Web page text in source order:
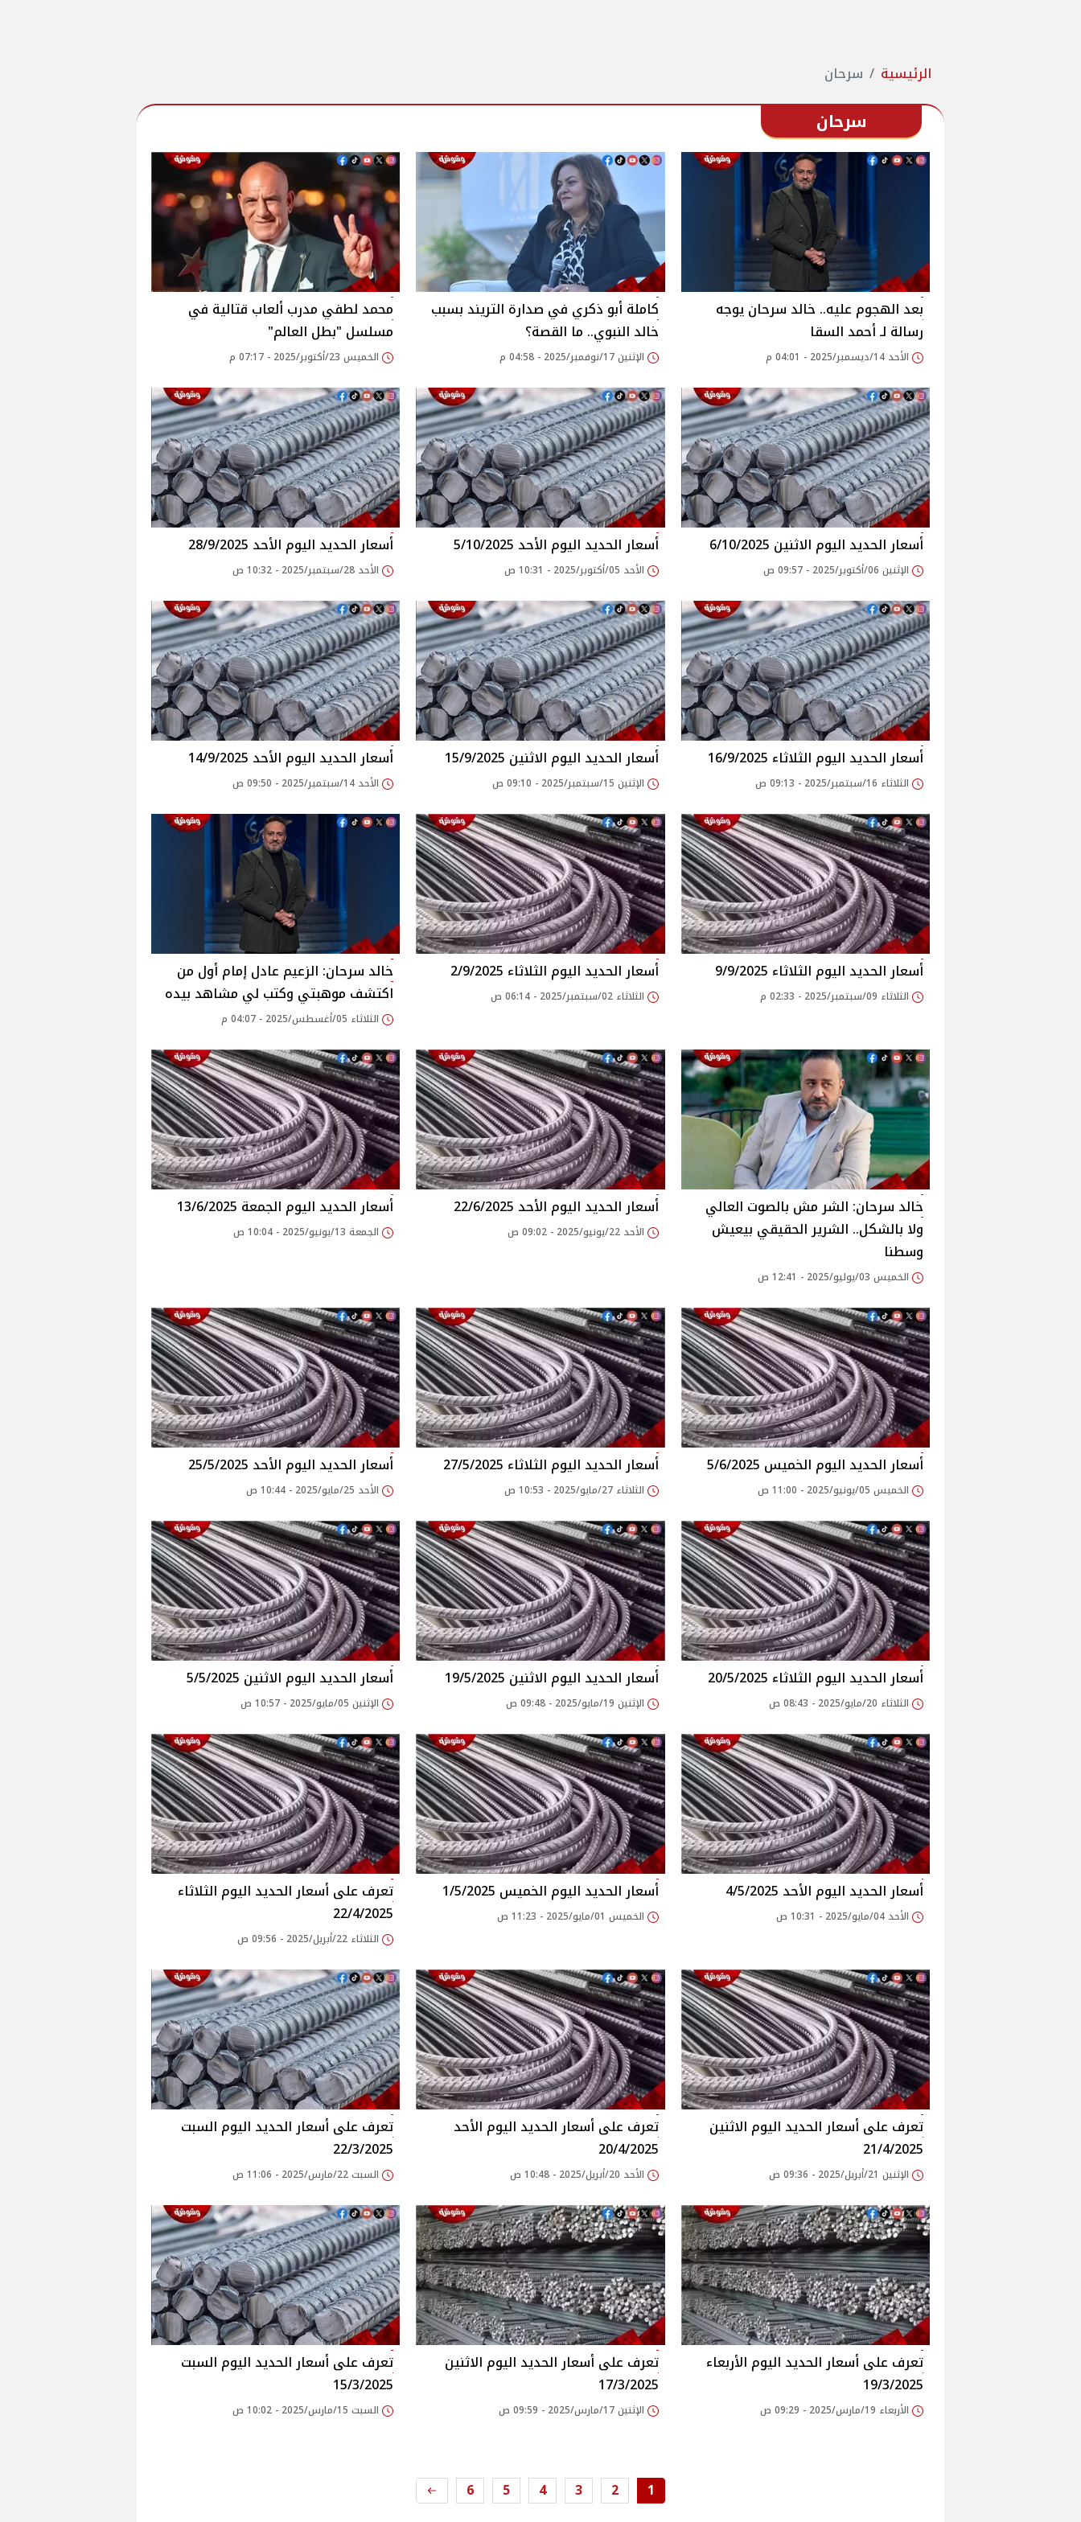
الرئيسية سرحان
سرحان
بعد الهجوم عليه.. خالد سرحان يوجه
رسالة لـ أحمد السقا
الأحد 14/ديسمبر/2025 - 04:01 م
كاملة أبو ذكري في صدارة التريند بسبب
خالد النبوي.. ما القصة؟
الإثنين 17/نوفمبر/2025 - 04:58 م
محمد لطفي مدرب ألعاب قتالية في
مسلسل "بطل العالم"
الخميس 23/أكتوبر/2025 - 07:17 م
أسعار الحديد اليوم الاثنين 6/10/2025
الإثنين 06/أكتوبر/2025 - 09:57 ص
أسعار الحديد اليوم الأحد 5/10/2025
الأحد 05/أكتوبر/2025 - 10:31 ص
أسعار الحديد اليوم الأحد 28/9/2025
الأحد 28/سبتمبر/2025 - 10:32 ص
أسعار الحديد اليوم الثلاثاء 16/9/2025
الثلاثاء 16/سبتمبر/2025 - 09:13 ص
أسعار الحديد اليوم الاثنين 15/9/2025
الإثنين 15/سبتمبر/2025 - 09:10 ص
أسعار الحديد اليوم الأحد 14/9/2025
الأحد 14/سبتمبر/2025 - 09:50 ص
أسعار الحديد اليوم الثلاثاء 9/9/2025
الثلاثاء 09/سبتمبر/2025 - 02:33 م
أسعار الحديد اليوم الثلاثاء 2/9/2025
الثلاثاء 02/سبتمبر/2025 - 06:14 ص
خالد سرحان: الزعيم عادل إمام أول من
اكتشف موهبتي وكتب لي مشاهد بيده
الثلاثاء 05/أغسطس/2025 - 04:07 م
خالد سرحان: الشر مش بالصوت العالي
ولا بالشكل.. الشرير الحقيقي بيعيش
وسطنا
الخميس 03/يوليو/2025 - 12:41 ص
أسعار الحديد اليوم الأحد 22/6/2025
الأحد 22/يونيو/2025 - 09:02 ص
أسعار الحديد اليوم الجمعة 13/6/2025
الجمعة 13/يونيو/2025 - 10:04 ص
أسعار الحديد اليوم الخميس 5/6/2025
الخميس 05/يونيو/2025 - 11:00 ص
أسعار الحديد اليوم الثلاثاء 27/5/2025
الثلاثاء 27/مايو/2025 - 10:53 ص
أسعار الحديد اليوم الأحد 25/5/2025
الأحد 25/مايو/2025 - 10:44 ص
أسعار الحديد اليوم الثلاثاء 20/5/2025
الثلاثاء 20/مايو/2025 - 08:43 ص
أسعار الحديد اليوم الاثنين 19/5/2025
الإثنين 19/مايو/2025 - 09:48 ص
أسعار الحديد اليوم الاثنين 5/5/2025
الإثنين 05/مايو/2025 - 10:57 ص
أسعار الحديد اليوم الأحد 4/5/2025
الأحد 04/مايو/2025 - 10:31 ص
أسعار الحديد اليوم الخميس 1/5/2025
الخميس 01/مايو/2025 - 11:23 ص
تعرف على أسعار الحديد اليوم الثلاثاء
22/4/2025
الثلاثاء 22/أبريل/2025 - 09:56 ص
تعرف على أسعار الحديد اليوم الاثنين
21/4/2025
الإثنين 21/أبريل/2025 - 09:36 ص
تعرف على أسعار الحديد اليوم الأحد
20/4/2025
الأحد 20/أبريل/2025 - 10:48 ص
تعرف على أسعار الحديد اليوم السبت
22/3/2025
السبت 22/مارس/2025 - 11:06 ص
تعرف على أسعار الحديد اليوم الأربعاء
19/3/2025
الأربعاء 19/مارس/2025 - 09:29 ص
تعرف على أسعار الحديد اليوم الاثنين
17/3/2025
الإثنين 17/مارس/2025 - 09:59 ص
تعرف على أسعار الحديد اليوم السبت
15/3/2025
السبت 15/مارس/2025 - 10:02 ص
1
2
3
4
5
6